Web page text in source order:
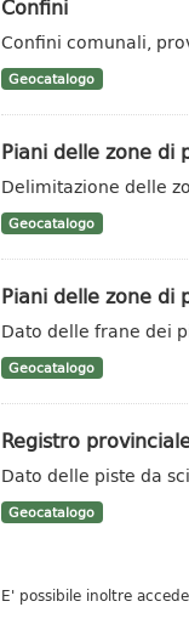
Confini
Confini comunali,
Geocatalogo
Piani delle zone di
Delimitazione delle
Geocatalogo
Piani delle zone di
Dato delle frane dei
Geocatalogo
Registro
Dato delle piste da
Geocatalogo
E' possibile inoltre